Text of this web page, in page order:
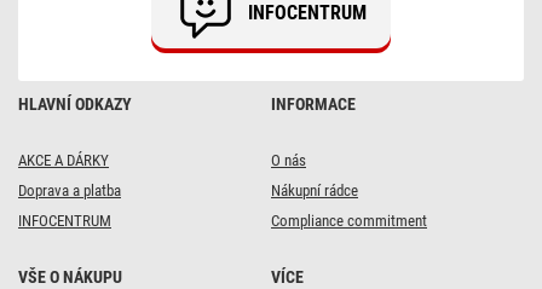
HLAVNÍ ODKAZY
AKCE A DÁRKY
Doprava a platba
INFOCENTRUM
INFORMACE
O nás
Nákupní rádce
Compliance commitment
VŠE O NÁKUPU VÍCE
INFOCENTRUM